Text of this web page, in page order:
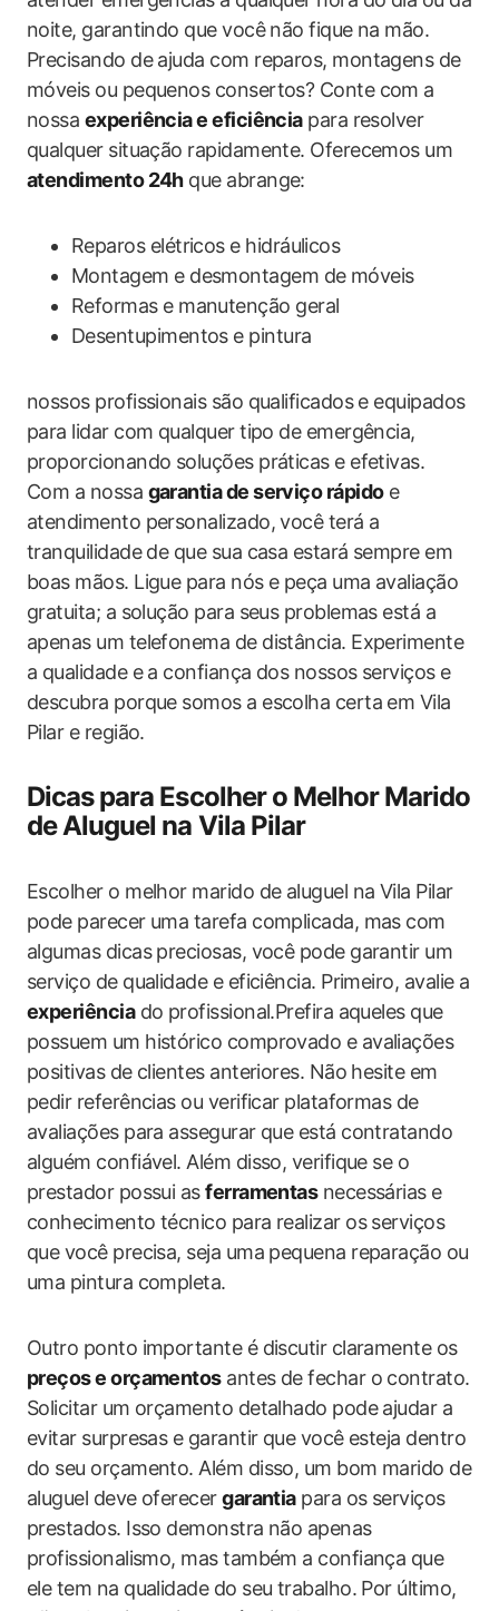
noite, garantindo que você não fique na mão.
Precisando de ajuda com reparos, montagens de
móveis ou pequenos consertos? Conte com a
nossa experiência e eficiênciapara resolver
qualquer situação rapidamente. Oferecemos um
atendimento 24hque abrange:
Reparos elétricos e hidráulicos
Montagem e desmontagem de móveis
Reformas e manutenção geral
Desentupimentos e pintura
nossos profissionais são qualificados e equipados
para lidar com qualquer tipo de emergência,
proporcionando soluções práticas e efetivas.
Com a nossa garantia de serviço rápidoe
atendimento personalizado, você terá a
tranquilidade de que sua casa estará sempre em
boas mãos. Ligue para nós e peça uma avaliação
gratuita; a solução para seus problemas está a
apenas um telefonema de distância. Experimente
a qualidade e a confiança dos nossos serviços e
descubra porque somos a escolha certa em Vila
Pilar e região.
Dicas para Escolher o Melhor Marido
de Aluguel na Vila Pilar
Escolher o melhor marido de aluguel na Vila Pilar
pode parecer uma tarefa complicada, mas com
algumas dicas preciosas, você pode garantir um
serviço de qualidade e eficiência. Primeiro, avalie a
experiênciado profissional.Prefira aqueles que
possuem um histórico comprovado e avaliações
positivas de clientes anteriores. Não hesite em
pedir referências ou verificar plataformas de
avaliações para assegurar que está contratando
alguém confiável. Além disso, verifique se o
prestador possui asferramentasnecessárias e
conhecimento técnico para realizar os serviços
que você precisa, seja uma pequena reparação ou
uma pintura completa.
Outro ponto importante é discutir claramente os
preços e orçamentosantes de fechar o contrato.
Solicitar um orçamento detalhado pode ajudar a
evitar surpresas e garantir que você esteja dentro
do seu orçamento. Além disso, um bom marido de
aluguel deve oferecergarantiapara os serviços
prestados. Isso demonstra não apenas
profissionalismo, mas também a confiança que
ele tem na qualidade do seu trabalho. Por último,